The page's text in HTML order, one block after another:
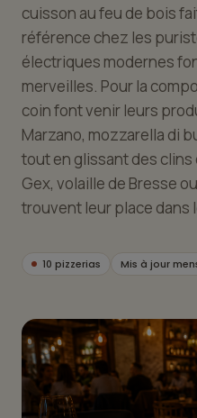
cuisson au feu de bois
référence chez les
électriques modernes
merveilles. Pour la
coin font venir leurs
Marzano, mozzarella di
tout en glissant des
Gex, volaille de Bresse
trouvent leur place dans
10 pizzerias Mis à jour